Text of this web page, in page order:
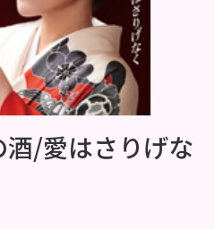
ラフィー
らせ
/愛はさりげな